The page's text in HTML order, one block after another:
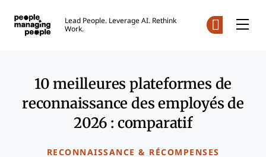
Lead People. Leverage AI. Rethink
Work.
RECONNAISSANCE & RÉCOMPENSES
10 meilleures plateformes de
reconnaissance des employés de
2026 : comparatif